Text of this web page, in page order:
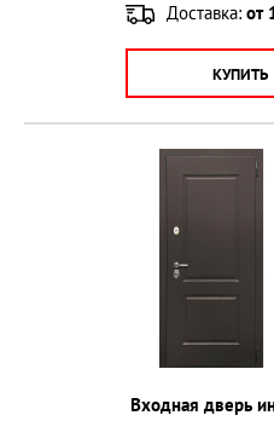
Доставка: от
КУПИТЬ
Входная дверь